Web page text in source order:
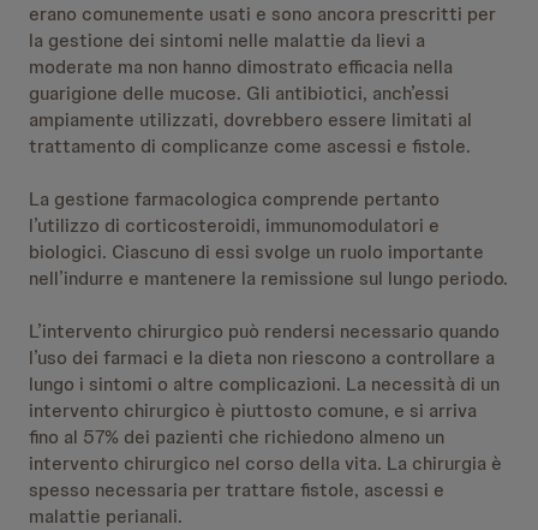
erano comunemente usati e sono ancora prescritti per
la gestione dei sintomi nelle malattie da lievi a
moderate ma non hanno dimostrato efficacia nella
guarigione delle mucose. Gli antibiotici, anch’essi
ampiamente utilizzati, dovrebbero essere limitati al
trattamento di complicanze come ascessi e fistole.
La gestione farmacologica comprende pertanto
l’utilizzo di corticosteroidi, immunomodulatori e
biologici. Ciascuno di essi svolge un ruolo importante
nell’indurre e mantenere la remissione sul lungo periodo.
L’intervento chirurgico può rendersi necessario quando
l’uso dei farmaci e la dieta non riescono a controllare a
lungo i sintomi o altre complicazioni. La necessità di un
intervento chirurgico è piuttosto comune, e si arriva
fino al 57% dei pazienti che richiedono almeno un
intervento chirurgico nel corso della vita. La chirurgia è
spesso necessaria per trattare fistole, ascessi e
malattie perianali.